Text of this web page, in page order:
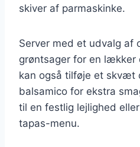
skiver af parmaskinke.
Server med et udvalg af
grøntsager for en lækker
kan også tilføje et skvæt
balsamico for ekstra
til en festlig lejlighed
tapas-menu.